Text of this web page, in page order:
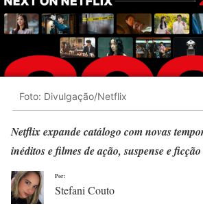
Foto: Divulgação/Netflix
Netflix expande catálogo com novas
inéditos e filmes de ação, suspense e
Por:
Stefani Couto